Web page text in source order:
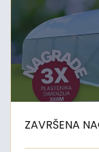
ZAVRŠENA